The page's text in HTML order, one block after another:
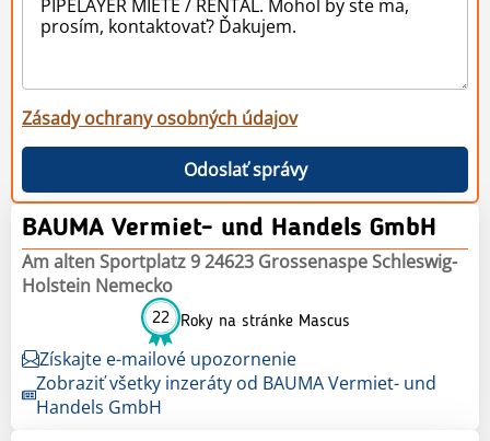
Zásady ochrany osobných údajov
Odoslať správy
BAUMA Vermiet- und Handels GmbH
Am alten Sportplatz 9 24623 Grossenaspe Schleswig-
Holstein Nemecko
22 Roky na stránke Mascus
Získajte e-mailové upozornenie
Zobraziť všetky inzeráty od BAUMA Vermiet- und
Handels GmbH